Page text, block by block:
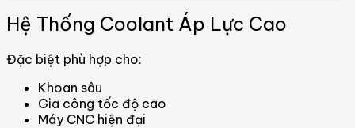
Hệ Thống Coolant Áp Lực Cao
Đặc biệt phù hợp cho:
Khoan sâu
Gia công tốc độ cao
Máy CNC hiện đại